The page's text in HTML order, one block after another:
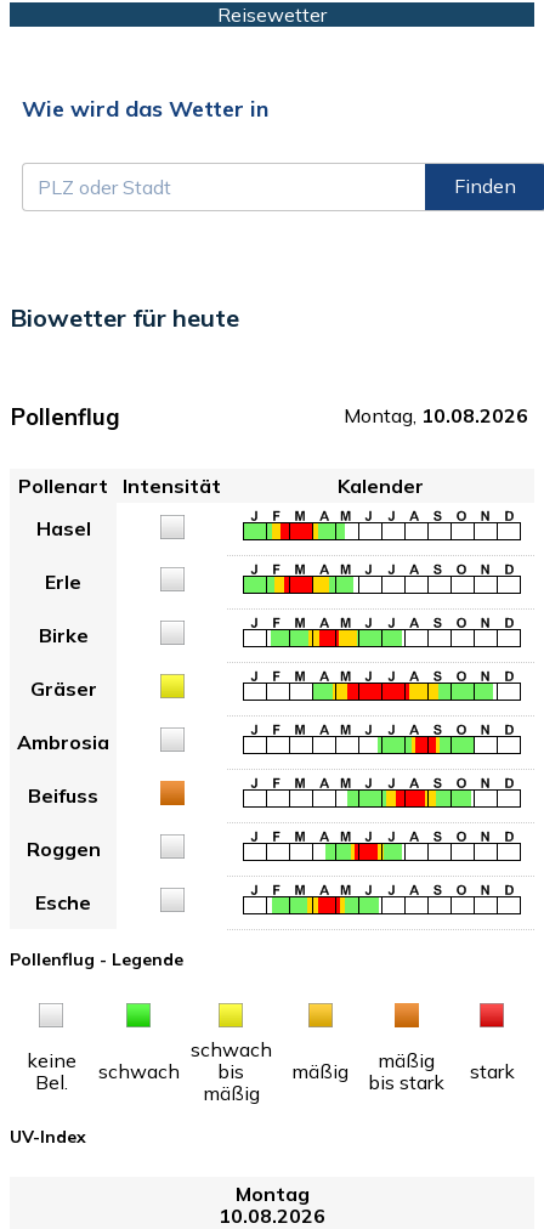
Reisewetter
Wie wird das Wetter in
Finden
Biowetter für heute
Pollenflug Montag, 10.08.2026
Pollenart Intensität
Kalender
Hasel
Erle
Birke
Gräser
Ambrosia
Beifuss
Roggen
Esche
Pollenflug - Legende
keine
Bel.
schwach
schwach
bis
mäßig
mäßig
mäßig
bis stark
stark
UV-Index
Montag
10.08.2026